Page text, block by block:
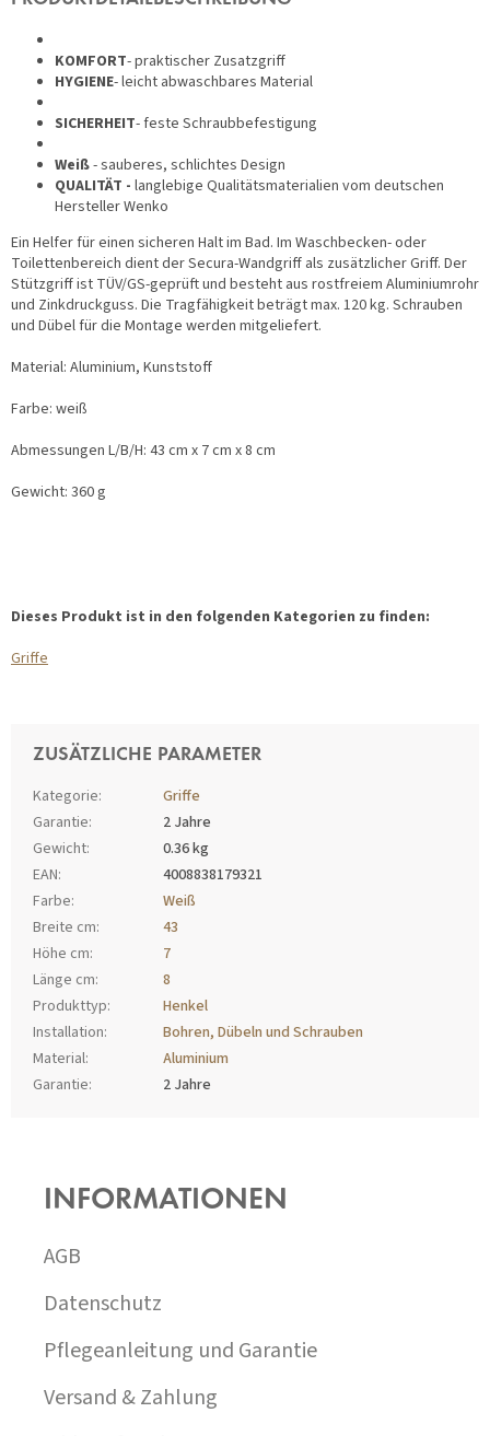
KOMFORT- praktischer Zusatzgriff
HYGIENE- leicht abwaschbares Material
SICHERHEIT- feste Schraubbefestigung
Weiß- sauberes, schlichtes Design
QUALITÄT - langlebige Qualitätsmaterialien vom deutschen
Hersteller Wenko
Ein Helfer für einen sicheren Halt im Bad. Im Waschbecken- oder
Toilettenbereich dient der Secura-Wandgriff als zusätzlicher Griff. Der
Stützgriff ist TÜV/GS-geprüft und besteht aus rostfreiem Aluminiumrohr
und Zinkdruckguss. Die Tragfähigkeit beträgt max. 120 kg. Schrauben
und Dübel für die Montage werden mitgeliefert.
Material: Aluminium, Kunststoff
Farbe: weiß
Abmessungen L/B/H: 43 cm x 7 cm x 8 cm
Gewicht: 360 g
Dieses Produkt ist in den folgenden Kategorien zu finden:
Griffe
ZUSÄTZLICHE PARAMETER
Kategorie:
Griffe
Garantie:
2 Jahre
Gewicht:
0.36 kg
EAN:
4008838179321
Farbe:
Weiß
Breite cm:
43
Höhe cm:
7
Länge cm:
8
Produkttyp:
Henkel
Installation:
Bohren, Dübeln und Schrauben
Material:
Aluminium
Garantie:
2 Jahre
INFORMATIONEN
AGB
Datenschutz
Pflegeanleitung und Garantie
Versand & Zahlung